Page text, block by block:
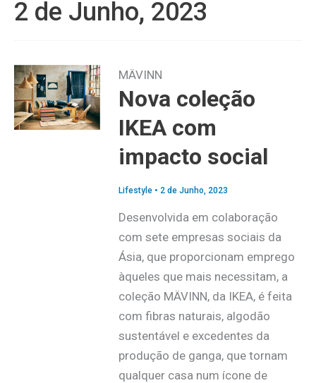
2 de Junho, 2023
MÄVINN
Nova coleção
IKEA com
impacto social
Lifestyle• 2 de Junho, 2023
Desenvolvida em colaboração
com sete empresas sociais da
Ásia, que proporcionam emprego
àqueles que mais necessitam, a
coleção MÄVINN, da IKEA, é feita
com fibras naturais, algodão
sustentável e excedentes da
produção de ganga, que tornam
qualquer casa num ícone de